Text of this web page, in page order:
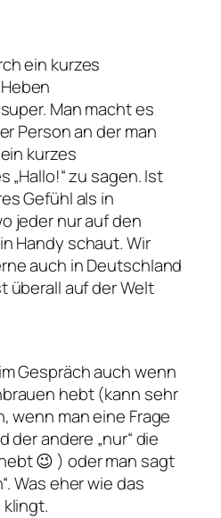
ein kurzes
Man macht es
Person an der man
kurzes
„Hallo!“ zu sagen. Ist
Gefühl als in
jeder nur auf den
Handy schaut. Wir
auch in Deutschland
überall auf der Welt
Gespräch auch wenn
hebt (kann sehr
wenn man eine Frage
andere „nur“ die
😉 ) oder man sagt
Was eher wie das